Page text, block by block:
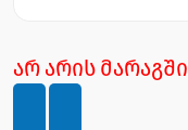
არ არის მარაგში